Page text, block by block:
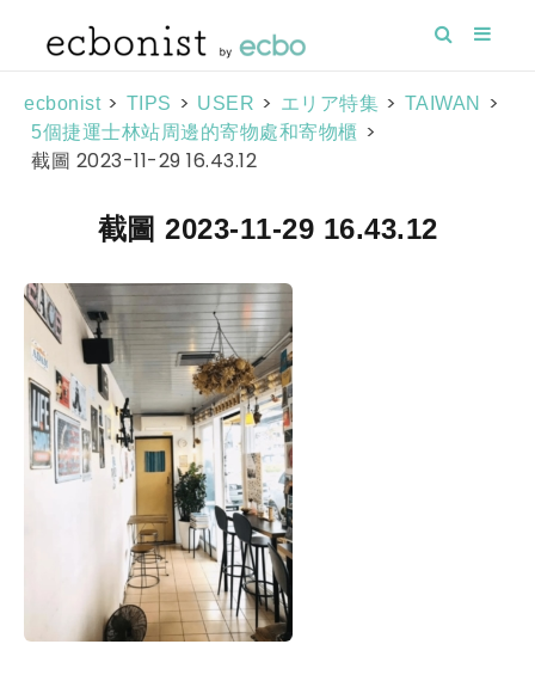
ecbonist > TIPS > USER > エリア特集 > TAIWAN >
5個捷運士林站周邊的寄物處和寄物櫃 >
截圖 2023-11-29 16.43.12
截圖 2023-11-29 16.43.12